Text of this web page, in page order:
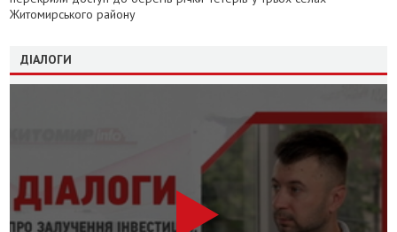
Житомирського району
ДІАЛОГИ